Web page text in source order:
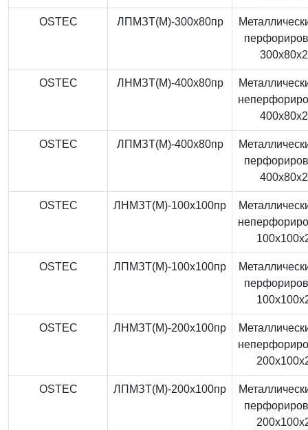
OSTEC ЛПМЗТ(М)-300x80пр
OSTEC ЛНМЗТ(М)-400x80пр
OSTEC ЛПМЗТ(М)-400x80пр
OSTEC ЛНМЗТ(М)-100x100пр
OSTEC ЛПМЗТ(М)-100x100пр
OSTEC ЛНМЗТ(М)-200x100пр
OSTEC ЛПМЗТ(М)-200x100пр